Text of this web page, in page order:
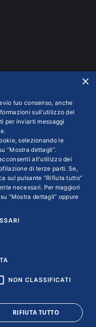
S.p.a. Partita iva
×
tuo consenso, anche
sull’utilizzo del
per inviarti messaggi
selezionando le
“Mostra dettagli”.
all'utilizzo dei
di terze parti. Se,
sul pulsante “Rifiuta tutto”
necessari. Per maggiori
“Mostra dettagli” oppure
NON CLASSIFICATI
RIFIUTA TUTTO